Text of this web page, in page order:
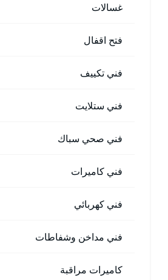
غسالات
فتح اقفال
فني تكييف
فني ستلايت
فني صحي سباك
فني كاميرات
فني كهربائي
فني مداخن وشفاطات
كاميرات مراقبة